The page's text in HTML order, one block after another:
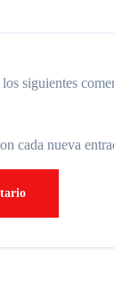
siguientes
cada nueva